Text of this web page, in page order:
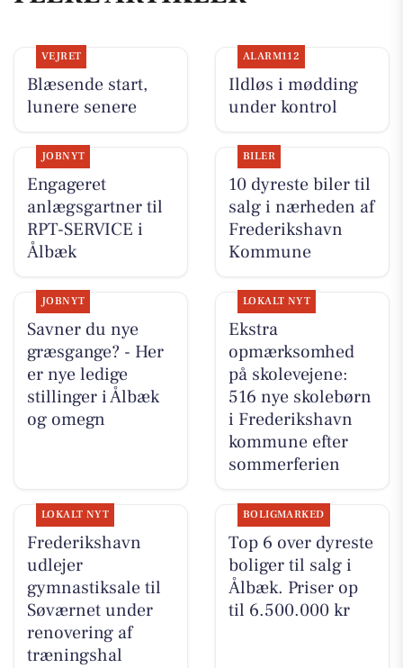
VEJRET
Blæsende start,
lunere senere
ALARM112
Ildløs i mødding
under kontrol
JOBNYT
Engageret
anlægsgartner til
RPT-SERVICE i
Ålbæk
BILER
10 dyreste biler til
salg i nærheden af
Frederikshavn
Kommune
JOBNYT
Savner du nye
græsgange? - Her
er nye ledige
stillinger i Ålbæk
og omegn
LOKALT NYT
Ekstra
opmærksomhed
på skolevejene:
516 nye skolebørn
i Frederikshavn
kommune efter
sommerferien
LOKALT NYT
Frederikshavn
udlejer
gymnastiksale til
Søværnet under
renovering af
træningshal
BOLIGMARKED
Top 6 over dyreste
boliger til salg i
Ålbæk. Priser op
til 6.500.000 kr